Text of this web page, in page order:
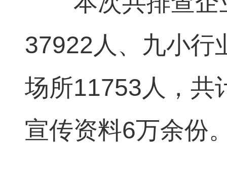
37922人、九小行
场所11753人，共
宣传资料6万余份